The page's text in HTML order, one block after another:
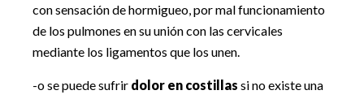
con sensación de hormigueo, por mal funcionamiento
de los pulmones en su unión con las cervicales
mediante los ligamentos que los unen.
-o se puede sufrir dolor en costillas si no existe una